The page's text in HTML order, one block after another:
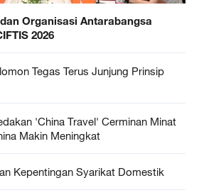
Organisasi Antarabangsa
2026
Tegas Terus Junjung Prinsip
'China Travel' Cerminan Minat
Makin Meningkat
Kepentingan Syarikat Domestik